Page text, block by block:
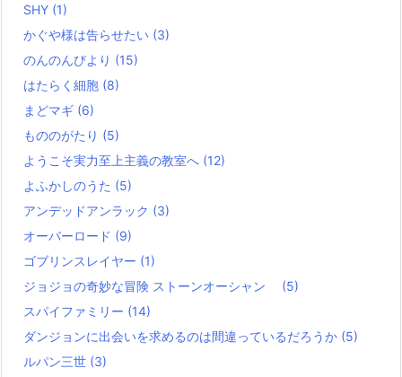
SHY (1)
かぐや様は告らせたい (3)
のんのんびより (15)
はたらく細胞 (8)
まどマギ (6)
もののがたり (5)
ようこそ実力至上主義の教室へ (12)
よふかしのうた (5)
アンデッドアンラック (3)
オーバーロード (9)
ゴブリンスレイヤー (1)
ジョジョの奇妙な冒険 ストーンオーシャン (5)
スパイファミリー (14)
ダンジョンに出会いを求めるのは間違っているだろうか (5)
ルパン三世 (3)